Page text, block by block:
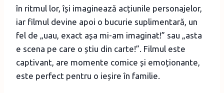
în ritmul lor, își imaginează acțiunile personajelor,
iar filmul devine apoi o bucurie suplimentară, un
fel de „uau, exact așa mi-am imaginat!” sau „asta
e scena pe care o știu din carte!”. Filmul este
captivant, are momente comice și emoționante,
este perfect pentru o ieșire în familie.